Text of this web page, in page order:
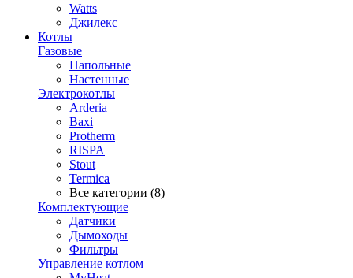
Watts
Джилекс
Котлы
Газовые
Напольные
Настенные
Электрокотлы
Arderia
Baxi
Protherm
RISPA
Stout
Termica
Все категории (8)
Комплектующие
Датчики
Дымоходы
Фильтры
Управление котлом